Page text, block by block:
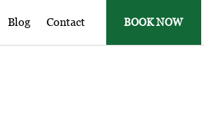
Blog Contact BOOK NOW